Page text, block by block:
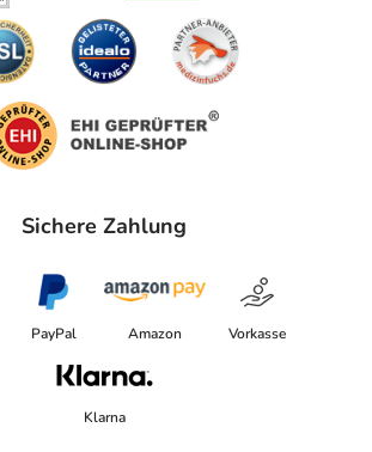
Sichere Zahlung
PayPal Amazon Vorkasse
Klarna